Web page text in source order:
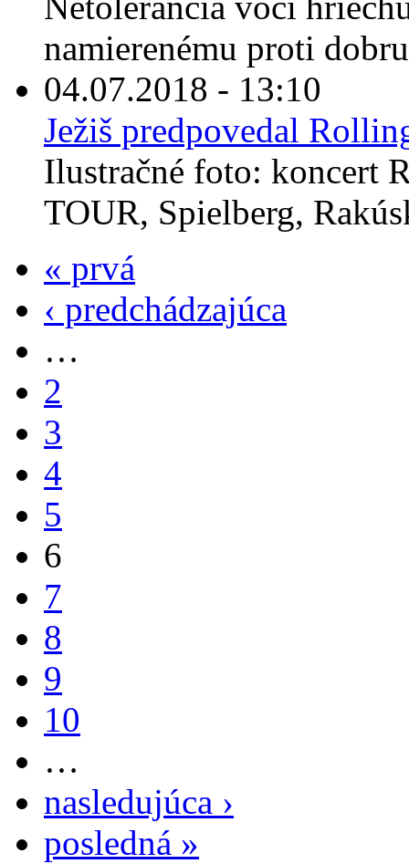
namierenému proti
04.07.2018 - 13:10
Ježiš predpovedal
Ilustračné foto: koncert
TOUR, Spielberg,
« prvá
‹ predchádzajúca
…
2
3
4
5
6
7
8
9
10
…
nasledujúca ›
posledná »